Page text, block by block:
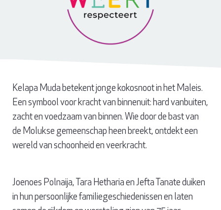
Kelapa Muda betekent jonge kokosnoot in het Maleis.
Een symbool voor kracht van binnenuit: hard vanbuiten,
zacht en voedzaam van binnen. Wie door de bast van
de Molukse gemeenschap heen breekt, ontdekt een
wereld van schoonheid en veerkracht.
Joenoes Polnaija, Tara Hetharia en Jefta Tanate duiken
in hun persoonlijke familiegeschiedenissen en laten